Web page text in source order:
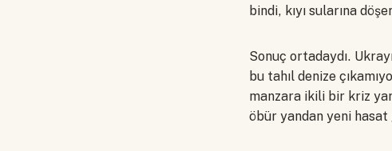
bindi, kıyı sularına
Sonuç ortadaydı.
bu tahıl denize
manzara ikili bir kriz
öbür yandan yeni